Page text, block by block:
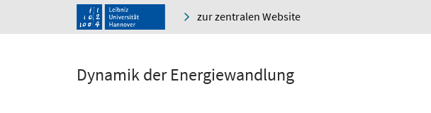
zur zentralen Website
Dynamik der Energiewandlung